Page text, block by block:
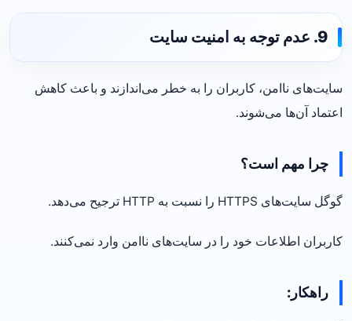
9. عدم توجه به امنیت سایت
سایت‌های ناامن، کاربران را به خطر می‌اندازند و باعث کاهش
اعتماد آن‌ها می‌شوند.
چرا مهم است؟
گوگل سایت‌های HTTPS را نسبت به HTTP ترجیح می‌دهد.
کاربران اطلاعات خود را در سایت‌های ناامن وارد نمی‌کنند.
راهکار: